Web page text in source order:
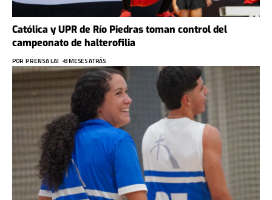
Católica y UPR de Río Piedras toman control del
campeonato de halterofilia
POR PRENSA LAI 8 MESES ATRÁS